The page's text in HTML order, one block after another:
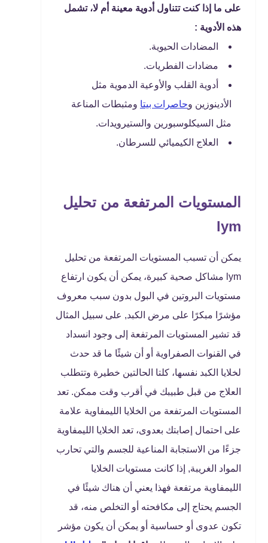
على ما إذا كنت تتناول أدوية معينة أم لا، تشمل
هذه الأدوية :
المضادات الحيوية.
مضادات الفطريات.
أدوية القلب والأوعية الدموية مثل
الأدينوزين وحاصرات بيتا ومثبطات المناعة
مثل السيكلوسبورين والستيرويدات.
العلاج الكيميائي للسرطان.
المستويات المرتفعة من تحليل
lym
يمكن أن تسبب المستويات المرتفعة من تحليل
lym مشاكل صحية كبيرة، يمكن أن يكون ارتفاع
مستويات البروتين في البول بدون سبب معروف
مؤشرًا مبكرًا على مرض الكبد, على سبيل المثال
قد تشير المستويات المرتفعة إلى وجود انسداد
في القنوات الصفراوية أو أن شيئًا ما قد حدث
لخلايا الكبد نفسها، كلتا الحالتين خطيرة وتتطلب
العلاج من قبل طبيبك في أقرب وقت ممكن. تعد
المستويات المرتفعة من الخلايا الليمفاوية علامة
على احتمال إصابتك بعدوى، تعد الخلايا الليمفاوية
جزءًا من الاستجابة المناعية للجسم والتي تحارب
المواد الغريبة, إذا كانت مستويات الخلايا
الليمفاوية مرتفعة فهذا يعني أن هناك شيئًا في
الجسم يحتاج إلى مكافحته أو التخلص منه، قد
تكون عدوى أو حساسية أو يمكن أن يكون مؤشر